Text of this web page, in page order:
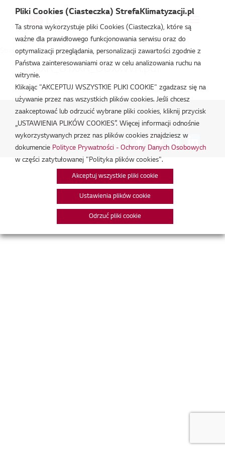
Strefa Klimatyzacji /UU09WR
CTxxR_UTxxR_UUxxWR.pdf
lut 19, 2026
Polityka Prywatności - Ochrona danych osobowych.|
Zarządzaj zgodami na pliki cookie
Połącz:
Pliki Cookies (Ciasteczka) StrefaKlimatyzacji.pl
Ta strona wykorzystuje pliki Cookies (Ciasteczka), które są
ważne dla prawidłowego funkcjonowania serwisu oraz do
optymalizacji przeglądania, personalizacji zawartości zgodnie z
Państwa zainteresowaniami oraz w celu analizowania ruchu na
witrynie.
Klikając "AKCEPTUJ WSZYSTKIE PLIKI COOKIE" zgadzasz się na
używanie przez nas wszystkich plików cookies. Jeśli chcesz
zaakceptować lub odrzucić wybrane pliki cookies, kliknij przycisk
„USTAWIENIA PLIKÓW COOKIES”. Więcej informacji odnośnie
wykorzystywanych przez nas plików cookies znajdziesz w
dokumencie Polityce Prywatności - Ochrony Danych Osobowych
w części zatytułowanej "Polityka plików cookies".
Akceptuj wszystkie pliki cookie
Ustawienia plików cookie
Odrzuć pliki cookie